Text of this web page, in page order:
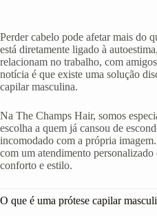
Perder cabelo pode afetar mais do
está diretamente ligado à
relacionam no trabalho, com
notícia é que existe uma solução
capilar masculina.
Na The Champs Hair, somos
escolha a quem já cansou de
incomodado com a própria
com um atendimento
conforto e estilo.
O que é uma prótese capilar